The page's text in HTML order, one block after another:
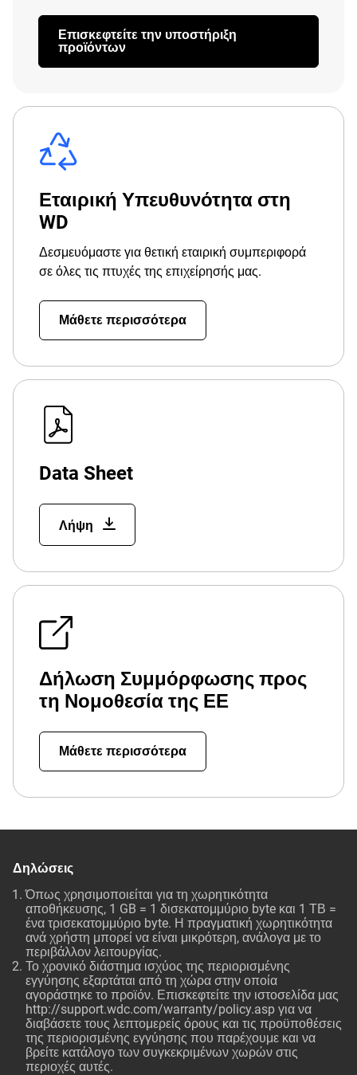
Επισκεφτείτε την υποστήριξη
προϊόντων
Εταιρική Υπευθυνότητα στη
WD
Δεσμευόμαστε για θετική εταιρική συμπεριφορά
σε όλες τις πτυχές της επιχείρησής μας.
Μάθετε περισσότερα
Data Sheet
Λήψη
Δήλωση Συμμόρφωσης προς
τη Νομοθεσία της ΕΕ
Μάθετε περισσότερα
Δηλώσεις
Όπως χρησιμοποιείται για τη χωρητικότητα
αποθήκευσης, 1 GB = 1 δισεκατομμύριο byte και 1 ΤΒ =
ένα τρισεκατομμύριο byte. Η πραγματική χωρητικότητα
ανά χρήστη μπορεί να είναι μικρότερη, ανάλογα με το
περιβάλλον λειτουργίας.
Το χρονικό διάστημα ισχύος της περιορισμένης
εγγύησης εξαρτάται από τη χώρα στην οποία
αγοράστηκε το προϊόν. Επισκεφτείτε την ιστοσελίδα μας
http://support.wdc.com/warranty/policy.asp για να
διαβάσετε τους λεπτομερείς όρους και τις προϋποθέσεις
της περιορισμένης εγγύησης που παρέχουμε και να
βρείτε κατάλογο των συγκεκριμένων χωρών στις
περιοχές αυτές.